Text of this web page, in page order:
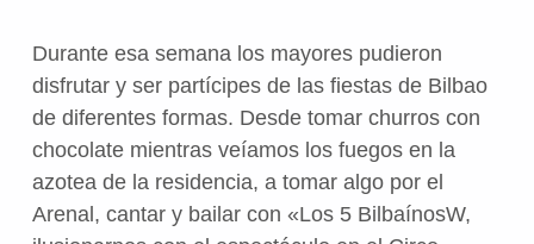
Durante esa semana los mayores pudieron
disfrutar y ser partícipes de las fiestas de Bilbao
de diferentes formas. Desde tomar churros con
chocolate mientras veíamos los fuegos en la
azotea de la residencia, a tomar algo por el
Arenal, cantar y bailar con «Los 5 BilbaínosW,